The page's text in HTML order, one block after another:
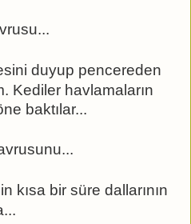
duyup pencereden
Kediler havlamaların
baktılar...
kısa bir süre dallarının